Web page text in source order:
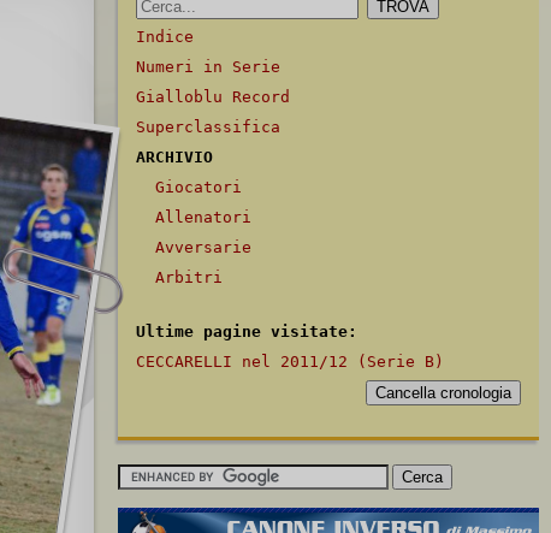
Indice
Numeri in Serie
Gialloblu Record
Superclassifica
ARCHIVIO
Giocatori
Allenatori
Avversarie
Arbitri
Ultime pagine visitate:
CECCARELLI nel 2011/12 (Serie B)